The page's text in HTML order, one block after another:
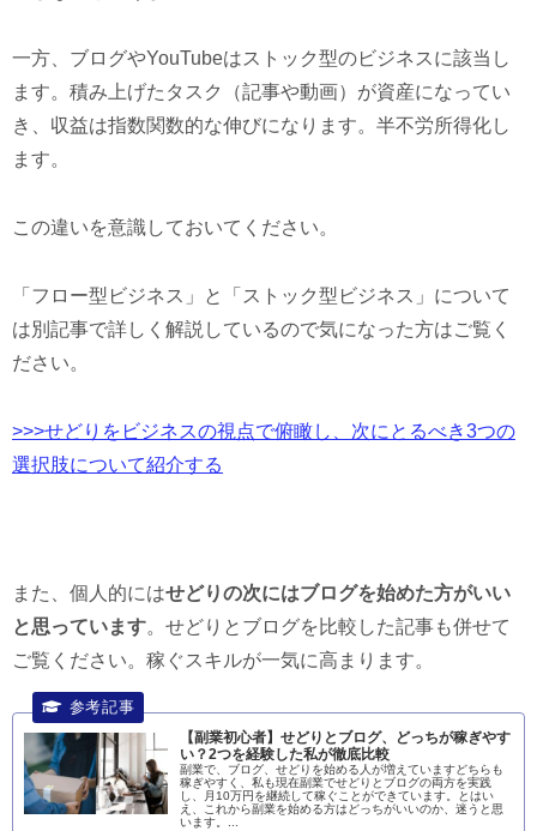
一方、ブログやYouTubeはストック型のビジネスに該当し
ます。積み上げたタスク（記事や動画）が資産になってい
き、収益は指数関数的な伸びになります。半不労所得化し
ます。
この違いを意識しておいてください。
「フロー型ビジネス」と「ストック型ビジネス」について
は別記事で詳しく解説しているので気になった方はご覧く
ださい。
>>>せどりをビジネスの視点で俯瞰し、次にとるべき3つの
選択肢について紹介する
また、個人的にはせどりの次にはブログを始めた方がいい
と思っています。せどりとブログを比較した記事も併せて
ご覧ください。稼ぐスキルが一気に高まります。
【副業初心者】せどりとブログ、どっちが稼ぎやす
い？2つを経験した私が徹底比較
副業で、ブログ、せどりを始める人が増えていますどちらも
稼ぎやすく、私も現在副業でせどりとブログの両方を実践
し、月10万円を継続して稼ぐことができています。とはい
え、これから副業を始める方はどっちがいいのか、迷うと思
います。...